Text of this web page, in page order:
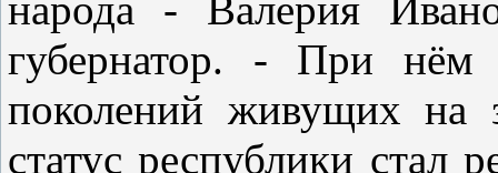
народа - Валерия
губернатор. - При нём
поколений живущих на
статус республики стал